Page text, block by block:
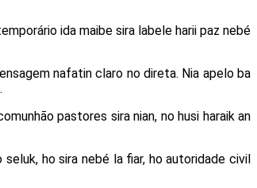
ida maibe sira labele harii paz nebé
nafatin claro no direta. Nia apelo ba
pastores sira nian, no husi haraik an
ho sira nebé la fiar, ho autoridade civil